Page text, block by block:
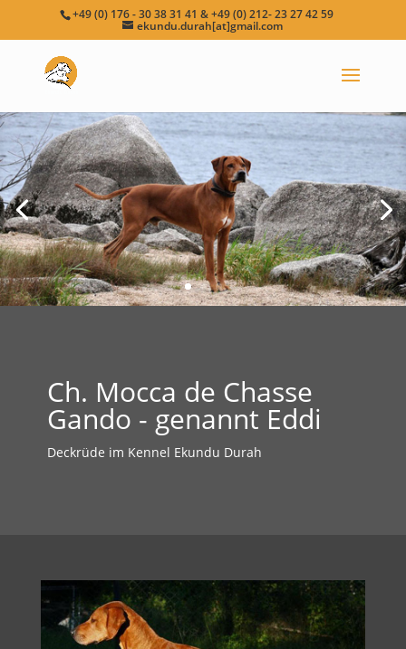
+49 (0) 176 - 30 38 31 41 & +49 (0) 212- 23 27 42 59
ekundu.durah[at]gmail.com
Ch. Mocca de Chasse
Gando - genannt Eddi
Deckrüde im Kennel Ekundu Durah